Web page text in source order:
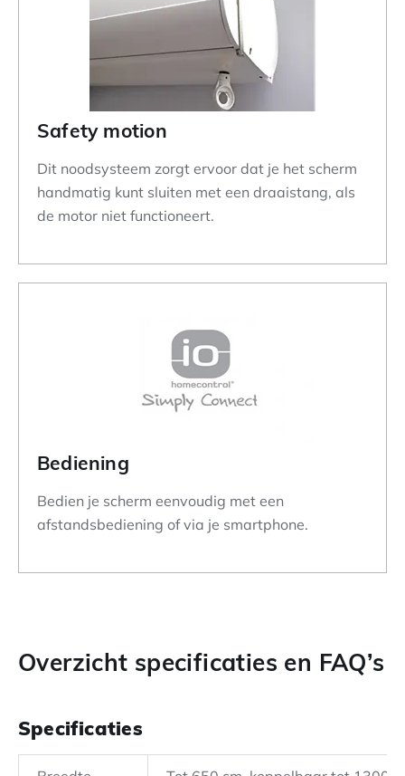
Safety motion
Dit noodsysteem zorgt ervoor dat je het scherm
handmatig kunt sluiten met een draaistang, als
de motor niet functioneert.
Bediening
Bedien je scherm eenvoudig met een
afstandsbediening of via je smartphone.
Overzicht specificaties en FAQ’s
Specificaties